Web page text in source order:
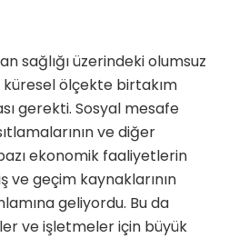
sağlığı üzerindeki olumsuz
küresel ölçekte birtakım
gerekti. Sosyal mesafe
ve diğer
ekonomik faaliyetlerin
ve geçim kaynaklarının
geliyordu. Bu da
ve işletmeler için büyük